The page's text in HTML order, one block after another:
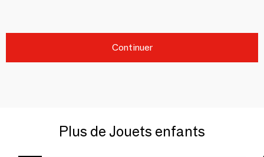
Continuer
Plus de Jouets enfants